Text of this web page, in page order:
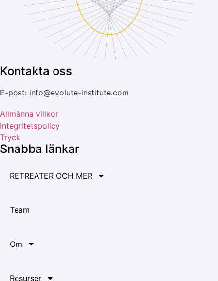
Kontakta oss
E-post: info@evolute-institute.com
Allmänna villkor
Integritetspolicy
Tryck
Snabba länkar
RETREATER OCH MER
Team
Om
Resurser